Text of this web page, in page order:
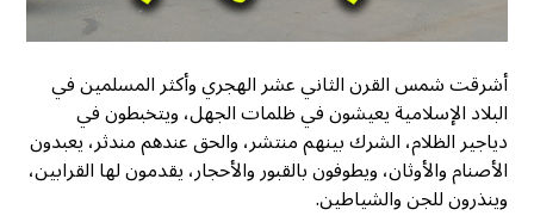
أشرقت شمس القرن الثاني عشر الهجري وأكثر المسلمين في
البلاد الإسلامية يعيشون في ظلمات الجهل، ويتخبطون في
دياجير الظلام، الشرك بينهم منتشر، والحق عندهم مندثر، يعبدون
الأصنام والأوثان، ويطوفون بالقبور والأحجار، يقدمون لها القرابين،
وينذرون للجن والشياطين.